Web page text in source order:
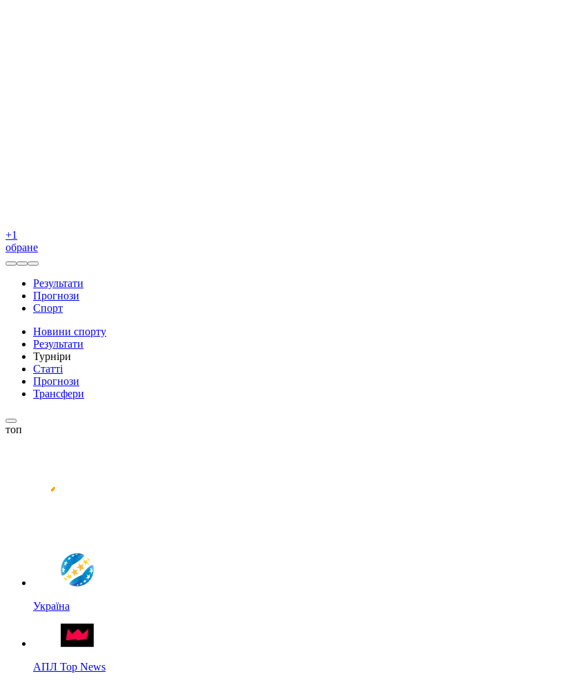
+1
обране
Результати
Прогнози
Спорт
Новини спорту
Результати
Турніри
Статті
Прогнози
Трансфери
топ
Україна
АПЛ Top News